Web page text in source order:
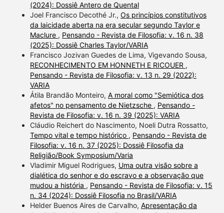
(2024): Dossiê Antero de Quental
Joel Francisco Decothé Jr., Os princípios constitutivos
da laicidade aberta na era secular segundo Taylor e
Maclure , Pensando - Revista de Filosofia: v. 16 n. 38
(2025): Dossiê Charles Taylor/VARIA
Francisco Jozivan Guedes de Lima, Vigevando Sousa,
RECONHECIMENTO EM HONNETH E RICOUER ,
Pensando - Revista de Filosofia: v. 13 n. 29 (2022):
VARIA
Átila Brandão Monteiro, A moral como "Semiótica dos
afetos" no pensamento de Nietzsche , Pensando -
Revista de Filosofia: v. 16 n. 39 (2025): VARIA
Cláudio Reichert do Nascimento, Noeli Dutra Rossatto,
Tempo vital e tempo histórico , Pensando - Revista de
Filosofia: v. 16 n. 37 (2025): Dossiê Filosofia da
Religião/Book Symposium/Varia
Vladimir Miguel Rodrigues, Uma outra visão sobre a
dialética do senhor e do escravo e a observação que
mudou a história , Pensando - Revista de Filosofia: v. 15
n. 34 (2024): Dossiê Filosofia no Brasil/VARIA
Helder Buenos Aires de Carvalho, Apresentação da